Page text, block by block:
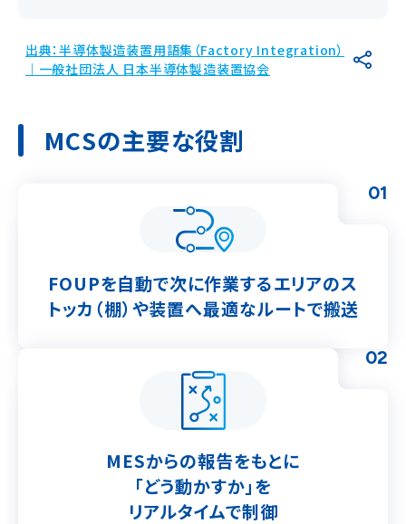
出典：半導体製造装置用語集（Factory Integration）
｜一般社団法人 日本半導体製造装置協会
MCSの主要な役割
01
FOUPを自動で次に作業するエリアのス
トッカ（棚）や装置へ最適なルートで搬送
02
MESからの報告をもとに
「どう動かすか」を
リアルタイムで制御